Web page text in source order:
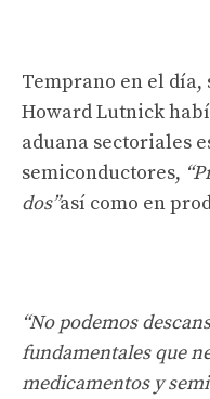
Temprano en el
Howard Lutnick
aduana sectoriales
semiconductores,
dos”así como en
“No podemos
fundamentales que
medicamentos y